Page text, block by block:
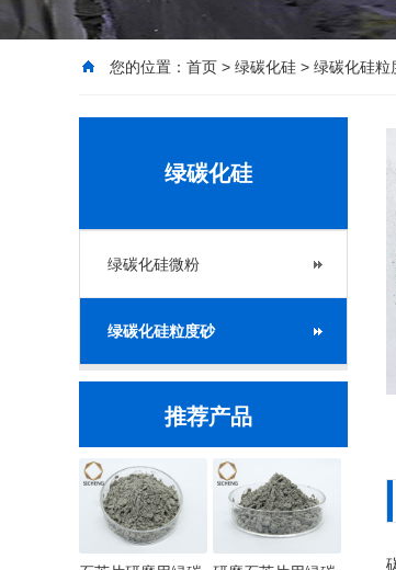
您的位置： 首页 > 绿碳化硅 > 绿碳化硅粒
绿碳化硅
绿碳化硅微粉
绿碳化硅粒度砂
推荐产品